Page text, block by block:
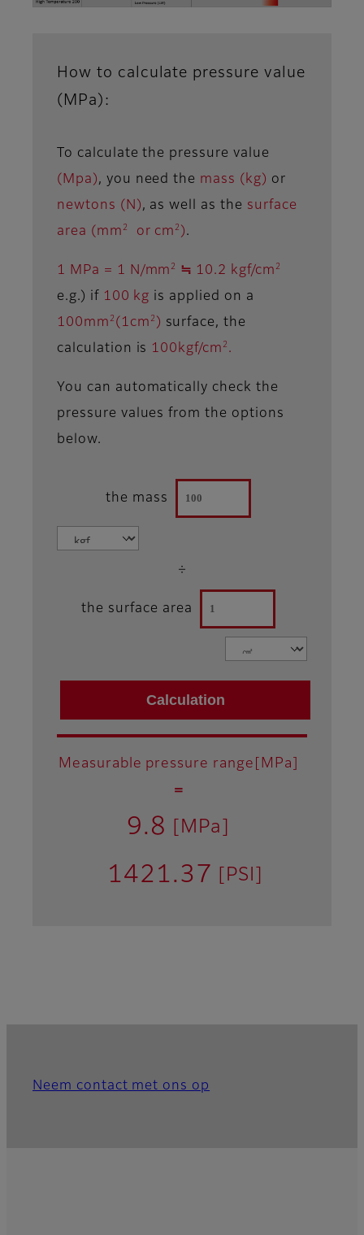
How to calculate pressure value
(MPa):
To calculate the pressure value
(Mpa), you need the mass (kg) or
newtons (N), as well as the surface
area (mm 2 or cm 2 ).
1 MPa = 1 N/mm 2 ≒ 10.2 kgf/cm 2
e.g.) if 100 kg is applied on a
100mm 2 (1cm 2 ) surface, the
calculation is 100kgf/cm 2 .
You can automatically check the
pressure values from the options
below.
the mass
÷
the surface area
Measurable pressure range[MPa]
＝
9.8 [MPa]
1421.37 [PSI]
Neem contact met ons op